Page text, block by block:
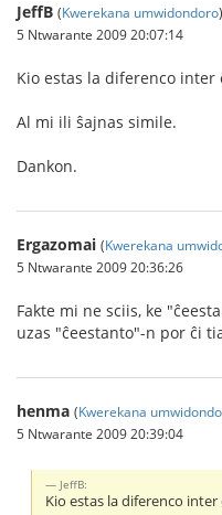
JeffB (Kwerekana umwidondoro)
5 Ntwarante 2009 20:07:14
Kio estas la diferenco inter
Al mi ili ŝajnas simile.
Dankon.
Ergazomai (Kwerekana
5 Ntwarante 2009 20:36:26
Fakte mi ne sciis, ke
uzas "ĉeestanto"-n por ĉi
henma (Kwerekana
5 Ntwarante 2009 20:39:04
JeffB:
Kio estas la diferenco